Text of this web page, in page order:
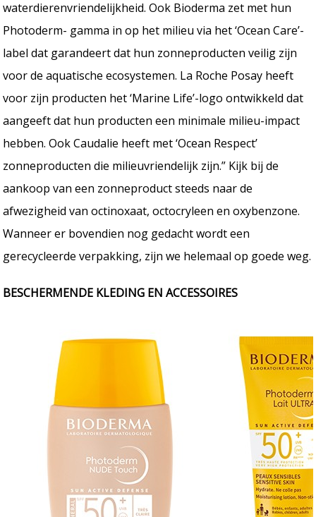
waterdierenvriendelijkheid. Ook Bioderma zet met hun
Photoderm- gamma in op het milieu via het ‘Ocean Care’-
label dat garandeert dat hun zonneproducten veilig zijn
voor de aquatische ecosystemen. La Roche Posay heeft
voor zijn producten het ‘Marine Life’-logo ontwikkeld dat
aangeeft dat hun producten een minimale milieu-impact
hebben. Ook Caudalie heeft met ‘Ocean Respect’
zonneproducten die milieuvriendelijk zijn.” Kijk bij de
aankoop van een zonneproduct steeds naar de
afwezigheid van octinoxaat, octocryleen en oxybenzone.
Wanneer er bovendien nog gedacht wordt een
gerecycleerde verpakking, zijn we helemaal op goede weg.
BESCHERMENDE KLEDING EN ACCESSOIRES